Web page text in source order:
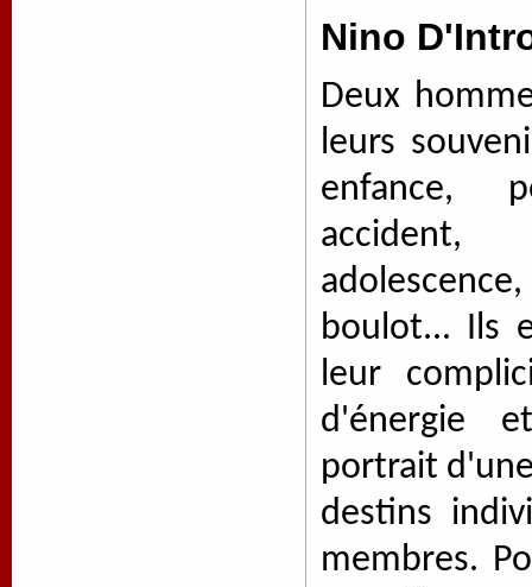
Nino
Deux
leurs
enfance,
accident,
boulot... Ils
leur
d'énergie
portrait
destins
membres.